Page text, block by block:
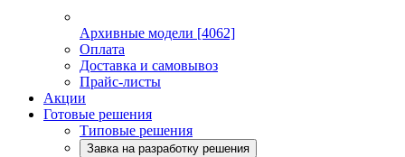
Архивные модели [4062]
Оплата
Доставка и самовывоз
Прайс-листы
Акции
Готовые решения
Типовые решения
Завка на разработку решения